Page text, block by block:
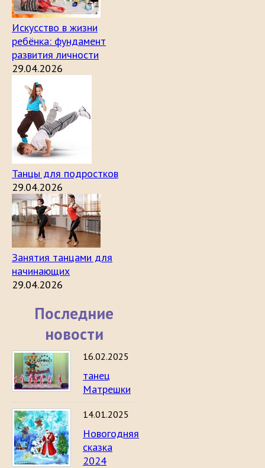
Искусство в жизни
ребёнка: фундамент
развития личности
29.04.2026
Танцы для подростков
29.04.2026
Занятия танцами для
начинающих
29.04.2026
Последние
новости
16.02.2025
танец
Матрешки
14.01.2025
Новогодняя
сказка
2024